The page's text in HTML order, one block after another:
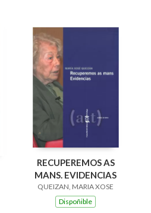
RECUPEREMOS AS
MANS. EVIDENCIAS
QUEIZAN, MARIA XOSE
Dispoñible